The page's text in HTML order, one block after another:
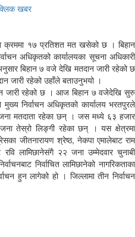
खबर
क्रममा १७ प्रतिशत मत खसेको छ । बिहान
अधिकृतको कार्यालयका सूचना अधिकारी
बिहान ७ वजे देखि मतदान जारी रहेको छ
जारी रहेको उहाँले बताउनुभयो ।
जारी रहेको छ । आज बिहान ७ वजेदेखि सुरु
निर्वाचन अधिकृतको कार्यालय भरतपुरले
मतदाता रहेका छन् । जस मध्ये ६३ हजार
तेस्रो लिङ्गी रहेका छन् । यस क्षेत्रमा
जीतनारायण श्रेष्ठ, नेकपा एमालेबाट राम
रवि लामिछानेसंगै २२ जना उम्मेदवार चुनाबी
निर्वाचित लामिछानेको नागरिकताका
हुन लागेको हो । जिल्लामा तीन निर्वाचन